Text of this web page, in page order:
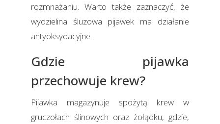
rozmnażaniu. Warto także zaznaczyć, że
wydzielina śluzowa pijawek ma działanie
antyoksydacyjne.
Gdzie pijawka
przechowuje krew?
Pijawka magazynuje spożytą krew w
gruczołach ślinowych oraz żołądku, gdzie,